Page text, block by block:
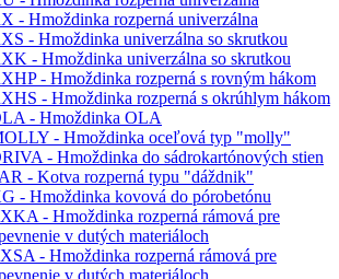
- Hmoždinka rozperná univerzálna
- Hmoždinka univerzálna so skrutkou
- Hmoždinka univerzálna so skrutkou
- Hmoždinka rozperná s rovným hákom
- Hmoždinka rozperná s okrúhlym hákom
- Hmoždinka OLA
- Hmoždinka oceľová typ "molly"
- Hmoždinka do sádrokartónových stien
- Kotva rozperná typu "dáždnik"
- Hmoždinka kovová do pórobetónu
- Hmoždinka rozperná rámová pre
v dutých materiáloch
- Hmoždinka rozperná rámová pre
v dutých materiáloch